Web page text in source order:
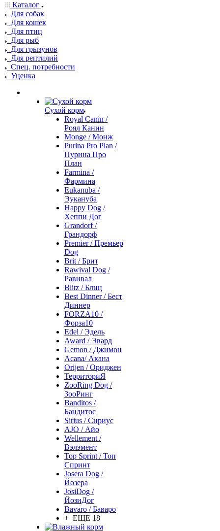
Каталог
Для собак
Для кошек
Для птиц
Для рыб
Для грызунов
Для рептилий
Спец. потребности
Уценка
Сухой корм
Royal Canin /
Роял Канин
Monge / Монж
Purina Pro Plan /
Пурина Про
План
Farmina /
Фармина
Eukanuba /
Эукануба
Happy Dog /
Хеппи Дог
Grandorf /
Грандорф
Premier / Премьер
Dog
Brit / Брит
Rawival Dog /
Равивал
Blitz / Блиц
Best Dinner / Бест
Диннер
FORZA10 /
Форза10
Edel / Эдель
Award / Эвард
Gemon / Джимон
Acana/ Акана
Orijen / Ориджен
ТерриториЯ
ZooRing Dog /
ЗооРинг
Banditos /
Бандитос
Sirius / Сириус
AJO / Айо
Wellement /
Вэлэмент
Top Sprint / Топ
Спринт
Josera Dog /
Йозера
JosiDog /
ЙозиДог
Bavaro / Баваро
+ ЕЩЕ 18